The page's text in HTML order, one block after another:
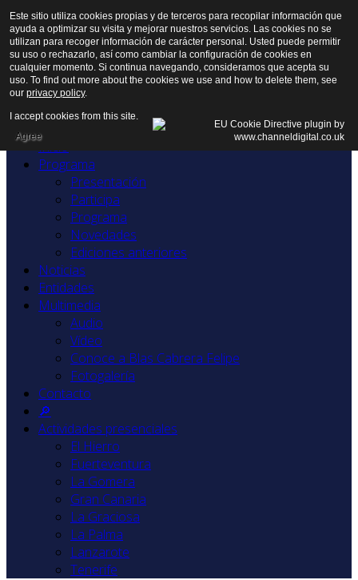
Inicio
Programa
Presentación
Participa
Programa
Novedades
Ediciones anteriores
Noticias
Entidades
Multimedia
Audio
Vídeo
Conoce a Blas Cabrera Felipe
Fotogalería
Contacto
🔎
Actividades presenciales
El Hierro
Fuerteventura
La Gomera
Gran Canaria
La Graciosa
La Palma
Lanzarote
Tenerife
Este sitio utiliza cookies propias y de terceros para recopilar información que
ayuda a optimizar su visita y mejorar nuestros servicios. Las cookies no se
utilizan para recoger información de carácter personal. Usted puede permitir
su uso o rechazarlo, así como cambiar la configuración de cookies en
cualquier momento. Si continua navegando, consideramos que acepta su
uso. To find out more about the cookies we use and how to delete them, see
our privacy policy.
I accept cookies from this site.
Agree